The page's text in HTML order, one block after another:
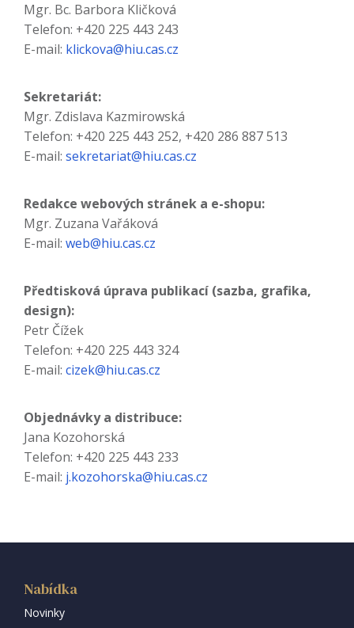
Mgr. Bc. Barbora Kličková
Telefon: +420 225 443 243
E-mail: klickova@hiu.cas.cz
Sekretariát:
Mgr. Zdislava Kazmirowská
Telefon: +420 225 443 252, +420 286 887 513
E-mail: sekretariat@hiu.cas.cz
Redakce webových stránek a e-shopu:
Mgr. Zuzana Vařáková
E-mail: web@hiu.cas.cz
Předtisková úprava publikací (sazba, grafika,
design):
Petr Čížek
Telefon: +420 225 443 324
E-mail: cizek@hiu.cas.cz
Objednávky a distribuce:
Jana Kozohorská
Telefon: +420 225 443 233
E-mail: j.kozohorska@hiu.cas.cz
Nabídka
Novinky